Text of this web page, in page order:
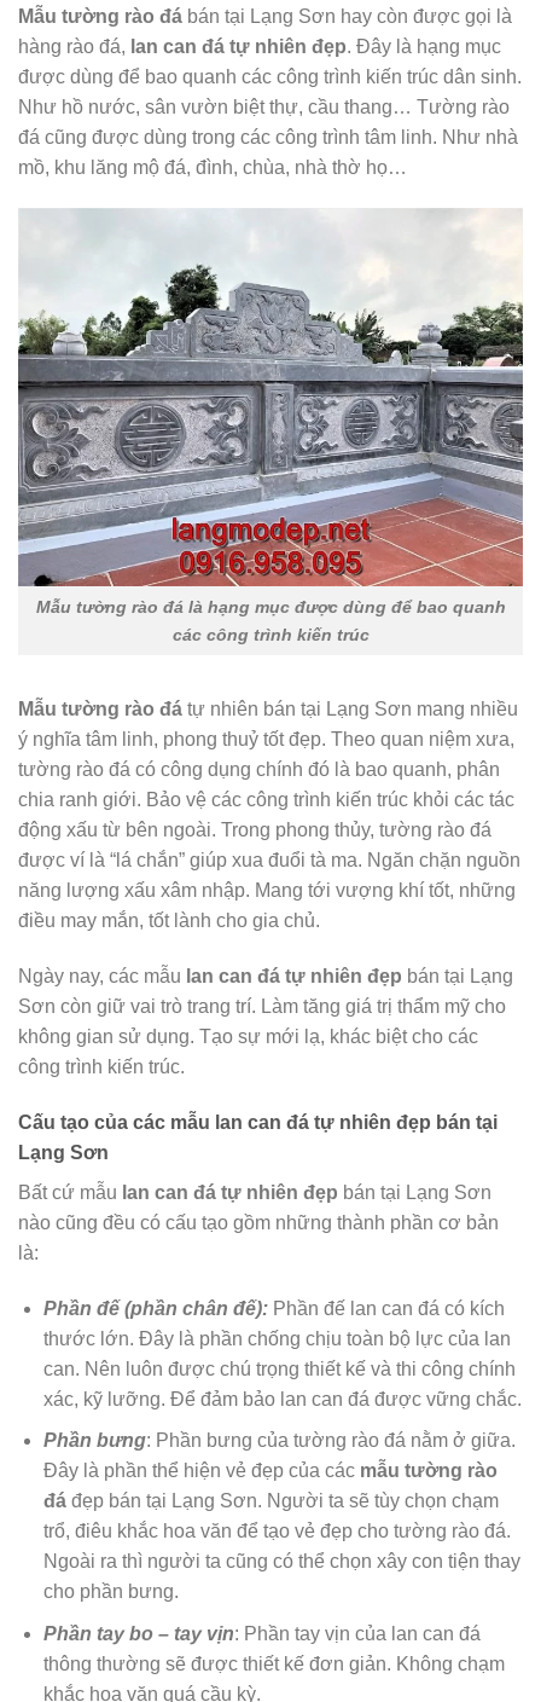
Mẫu tường rào đá bán tại Lạng Sơn hay còn được gọi là
hàng rào đá, lan can đá tự nhiên đẹp. Đây là hạng mục
được dùng để bao quanh các công trình kiến trúc dân sinh.
Như hồ nước, sân vườn biệt thự, cầu thang… Tường rào
đá cũng được dùng trong các công trình tâm linh. Như nhà
mồ, khu lăng mộ đá, đình, chùa, nhà thờ họ…
Mẫu tường rào đá là hạng mục được dùng để bao quanh
các công trình kiến trúc
Mẫu tường rào đá tự nhiên bán tại Lạng Sơn mang nhiều
ý nghĩa tâm linh, phong thuỷ tốt đẹp. Theo quan niệm xưa,
tường rào đá có công dụng chính đó là bao quanh, phân
chia ranh giới. Bảo vệ các công trình kiến trúc khỏi các tác
động xấu từ bên ngoài. Trong phong thủy, tường rào đá
được ví là “lá chắn” giúp xua đuổi tà ma. Ngăn chặn nguồn
năng lượng xấu xâm nhập. Mang tới vượng khí tốt, những
điều may mắn, tốt lành cho gia chủ.
Ngày nay, các mẫu lan can đá tự nhiên đẹp bán tại Lạng
Sơn còn giữ vai trò trang trí. Làm tăng giá trị thẩm mỹ cho
không gian sử dụng. Tạo sự mới lạ, khác biệt cho các
công trình kiến trúc.
Cấu tạo của các mẫu lan can đá tự nhiên đẹp bán tại
Lạng Sơn
Bất cứ mẫu lan can đá tự nhiên đẹp bán tại Lạng Sơn
nào cũng đều có cấu tạo gồm những thành phần cơ bản
là:
Phần đế (phần chân đế):Phần đế lan can đá có kích
thước lớn. Đây là phần chống chịu toàn bộ lực của lan
can. Nên luôn được chú trọng thiết kế và thi công chính
xác, kỹ lưỡng. Để đảm bảo lan can đá được vững chắc.
Phần bưng: Phần bưng của tường rào đá nằm ở giữa.
Đây là phần thể hiện vẻ đẹp của các mẫu tường rào
đá đẹp bán tại Lạng Sơn. Người ta sẽ tùy chọn chạm
trổ, điêu khắc hoa văn để tạo vẻ đẹp cho tường rào đá.
Ngoài ra thì người ta cũng có thể chọn xây con tiện thay
cho phần bưng.
Phần tay bo – tay vịn: Phần tay vịn của lan can đá
thông thường sẽ được thiết kế đơn giản. Không chạm
khắc hoa văn quá cầu kỳ.